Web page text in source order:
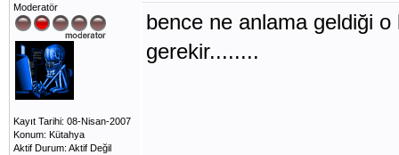
Moderatör
Kayıt Tarihi: 08-Nisan-2007
Konum: Kütahya
Aktif Durum: Aktif Değil
bence ne anlama geldiği o
gerekir........